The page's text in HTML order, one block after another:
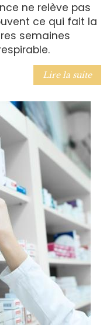
ne relève pas
ce qui fait la
semaines
Lire la suite